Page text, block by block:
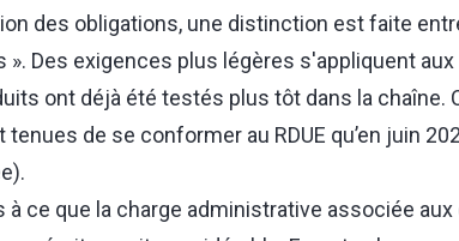
des obligations, une distinction est faite
». Des exigences plus légères s'appliquent
ont déjà été testés plus tôt dans la chaîne.
de se conformer au RDUE qu’en juin
ce que la charge administrative associée